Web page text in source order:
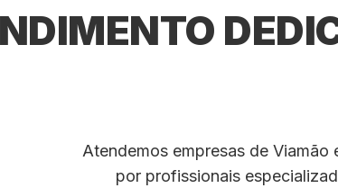
Atendemos empresas de
por profissionais